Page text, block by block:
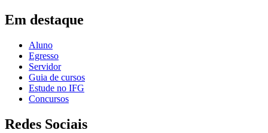
Em destaque
Aluno
Egresso
Servidor
Guia de cursos
Estude no IFG
Concursos
Redes Sociais